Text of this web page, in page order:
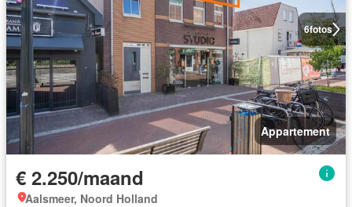
6fotos
Appartement
€ 2.250/maand
Aalsmeer, Noord Holland